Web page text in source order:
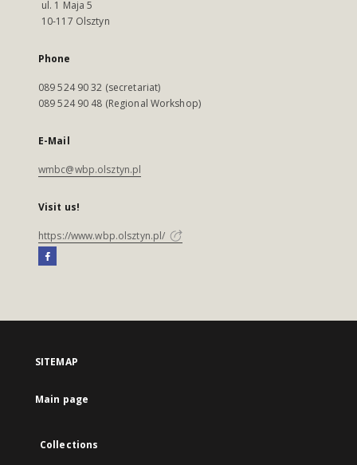
ul. 1 Maja 5
10-117 Olsztyn
Phone
089 524 90 32 (secretariat)
089 524 90 48 (Regional Workshop)
E-Mail
wmbc@wbp.olsztyn.pl
Visit us!
https://www.wbp.olsztyn.pl/
SITEMAP
Main page
Collections